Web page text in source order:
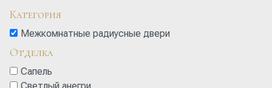
Категория
Межкомнатные радиусные двери
Отделка
Сапель